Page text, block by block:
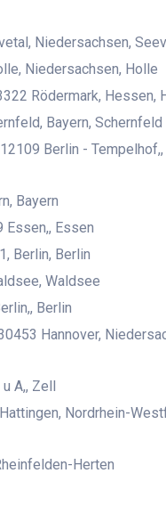
Niedersachsen,
Niedersachsen, Holle
Rödermark, Hessen,
Bayern, Schernfeld
Berlin - Tempelhof,,
Bayern
Essen,, Essen
Berlin, Berlin
Waldsee
Berlin
Hannover,
A,, Zell
Nordrhein-
Herten